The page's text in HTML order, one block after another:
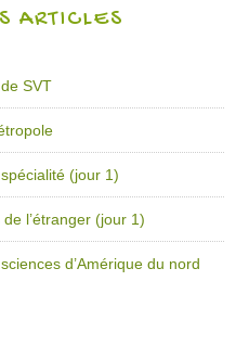
ARTICLES
SVT
(jour 1)
l’étranger (jour 1)
d’Amérique du nord